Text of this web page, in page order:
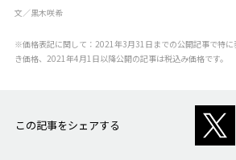
文／黒木咲希
※価格表記に関して：2021年3月31日までの公開記事で特
き価格、2021年4月1日以降公開の記事は税込み価格です。
この記事をシェアする